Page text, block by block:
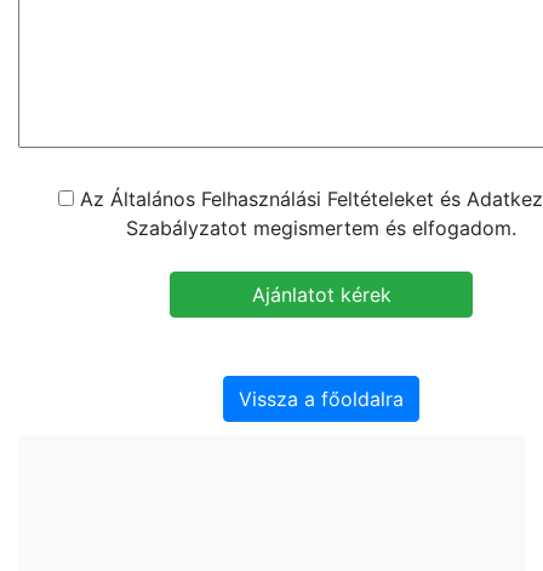
Az Általános Felhasználási Feltételeket és
Szabályzatot megismertem és elfogadom.
Vissza a főoldalra